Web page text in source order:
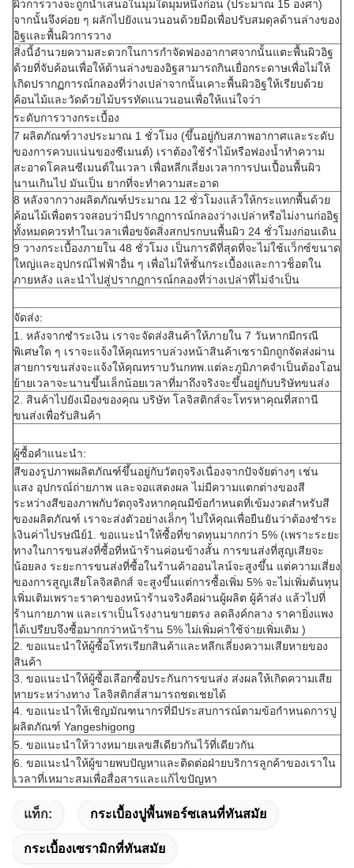
ผิวการวางจะถูกนำเสนอในมุมใดมุมหนึ่งก่อน (ประมาณ 15 องศา)
จากนั้นจึงค่อย ๆ ผลักไปยังแนวนอนด้วยมือเพื่อปรับสมดุลด้านล่างของ
อิฐและพื้นผิวการวาง
สิ่งนี้อำนวยความสะดวกในการกำจัดฟองอากาศจากนั้นแตะพื้นผิวอิฐ
ด้วยที่จับค้อนเพื่อให้ด้านล่างของอิฐสามารถกินเยื่อกระดาษเพื่อไม่ให้
เกิดปรากฏการณ์กลองที่ว่างเปล่าจากนั้นเคาะพื้นผิวอิฐให้เรียบด้วย
ค้อนไม้และวัดด้วยไม้บรรทัดแนวนอนเพื่อให้แน่ใจว่า
ระดับการวางกระเบื้อง
7 ผลิตภัณฑ์วางประมาณ 1 ชั่วโมง (ขึ้นอยู่กับสภาพอากาศและระดับ
ของการควบแน่นของซีเมนต์) เราต้องใช้รำไม้หรือฟองน้ำทำความ
สะอาดโคลนซีเมนต์ในเวลา เพื่อหลีกเลี่ยงเวลาการปนเปื้อนพื้นผิว
นานเกินไป มันเป็น ยากที่จะทำความสะอาด
8 หลังจากวางผลิตภัณฑ์ประมาณ 12 ชั่วโมงแล้วให้กระแทกพื้นด้วย
ค้อนไม้เพื่อตรวจสอบว่ามีปรากฏการณ์กลองว่างเปล่าหรือไม่งานก่ออิฐ
ทั้งหมดควรทำในเวลาเพื่อขจัดสิ่งสกปรกบนพื้นผิว 24 ชั่วโมงก่อนเดิน
9 วางกระเบื้องภายใน 48 ชั่วโมง เป็นการดีที่สุดที่จะไม่ใช้แว็กซ์ขนาด
ใหญ่และอุปกรณ์ไฟฟ้าอื่น ๆ เพื่อไม่ให้ชั้นกระเบื้องและกาวช็อตใน
ภายหลัง และนำไปสู่ปรากฏการณ์กลองที่ว่างเปล่าที่ไม่จำเป็น
จัดส่ง:
1. หลังจากชำระเงิน เราจะจัดส่งสินค้าให้ภายใน 7 วันหากมีกรณี
พิเศษใด ๆ เราจะแจ้งให้คุณทราบล่วงหน้าสินค้าเซรามิกถูกจัดส่งผ่าน
สายการขนส่งจะแจ้งให้คุณทราบวันกทพ.แต่ละภูมิภาคจำเป็นต้องโอน
ย้ายเวลาจะนานขึ้นเล็กน้อยเวลาที่มาถึงจริงจะขึ้นอยู่กับบริษัทขนส่ง
2. สินค้าไปยังเมืองของคุณ บริษัท โลจิสติกส์จะโทรหาคุณที่สถานี
ขนส่งเพื่อรับสินค้า
ผู้ซื้อคำแนะนำ:
สีของรูปภาพผลิตภัณฑ์ขึ้นอยู่กับวัตถุจริงเนื่องจากปัจจัยต่างๆ เช่น
แสง อุปกรณ์ถ่ายภาพ และจอแสดงผล ไม่มีความแตกต่างของสี
ระหว่างสีของภาพกับวัตถุจริงหากคุณมีข้อกำหนดที่เข้มงวดสำหรับสี
ของผลิตภัณฑ์ เราจะส่งตัวอย่างเล็กๆ ไปให้คุณเพื่อยืนยันว่าต้องชำระ
เงินค่าไปรษณีย์1. ขอแนะนำให้ซื้อที่ขาดทุนมากกว่า 5% (เพราะระยะ
ทางในการขนส่งที่ซื้อที่หน้าร้านค่อนข้างสั้น การขนส่งที่สูญเสียจะ
น้อยลง ระยะการขนส่งที่ซื้อในร้านค้าออนไลน์จะสูงขึ้น แต่ความเสี่ยง
ของการสูญเสียโลจิสติกส์ จะสูงขึ้นแต่การซื้อเพิ่ม 5% จะไม่เพิ่มต้นทุน
เพิ่มเติมเพราะราคาของหน้าร้านจริงคือผ่านผู้ผลิต ผู้ค้าส่ง แล้วไปที่
ร้านกายภาพ และเราเป็นโรงงานขายตรง ลดลิงค์กลาง ราคายิ่งแพง
ได้เปรียบจึงซื้อมากกว่าหน้าร้าน 5% ไม่เพิ่มค่าใช้จ่ายเพิ่มเติม )
2. ขอแนะนำให้ผู้ซื้อโทรเรียกสินค้าและหลีกเลี่ยงความเสียหายของ
สินค้า
3. ขอแนะนำให้ผู้ซื้อเลือกซื้อประกันการขนส่ง ส่งผลให้เกิดความเสีย
หายระหว่างทาง โลจิสติกส์สามารถชดเชยได้
4. ขอแนะนำให้เชิญมัณฑนากรที่มีประสบการณ์ตามข้อกำหนดการปู
ผลิตภัณฑ์ Yangeshigong
5. ขอแนะนำให้วางหมายเลขสีเดียวกันไว้ที่เดียวกัน
6. ขอแนะนำให้ผู้ขายพบปัญหาและติดต่อฝ่ายบริการลูกค้าของเราใน
เวลาที่เหมาะสมเพื่อสื่อสารและแก้ไขปัญหา
แท็ก: กระเบื้องปูพื้นพอร์ซเลนที่ทันสมัย
กระเบื้องเซรามิกที่ทันสมัย